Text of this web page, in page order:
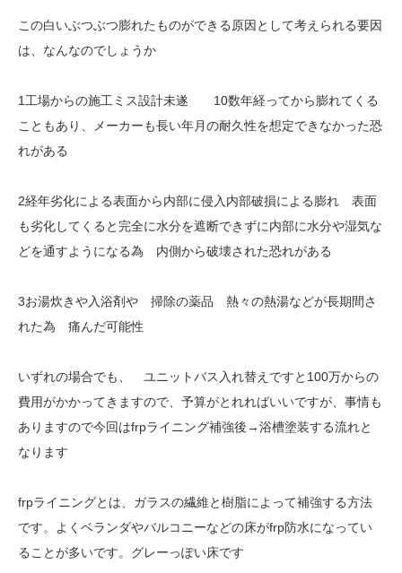
この白いぶつぶつ膨れたものができる原因として考えられる要因
は、なんなのでしょうか
1工場からの施工ミス設計未遂 10数年経ってから膨れてくる
こともあり、メーカーも長い年月の耐久性を想定できなかった恐
れがある
2経年劣化による表面から内部に侵入内部破損による膨れ 表面
も劣化してくると完全に水分を遮断できずに内部に水分や湿気な
どを通すようになる為 内側から破壊された恐れがある
3お湯炊きや入浴剤や 掃除の薬品 熱々の熱湯などが長期間さ
れた為 痛んだ可能性
いずれの場合でも、 ユニットバス入れ替えですと100万からの
費用がかかってきますので、予算がとれればいいですが、事情も
ありますので今回はfrpライニング補強後→浴槽塗装する流れと
なります
frpライニングとは、ガラスの繊維と樹脂によって補強する方法
です。よくベランダやバルコニーなどの床がfrp防水になってい
ることが多いです。グレーっぽい床です